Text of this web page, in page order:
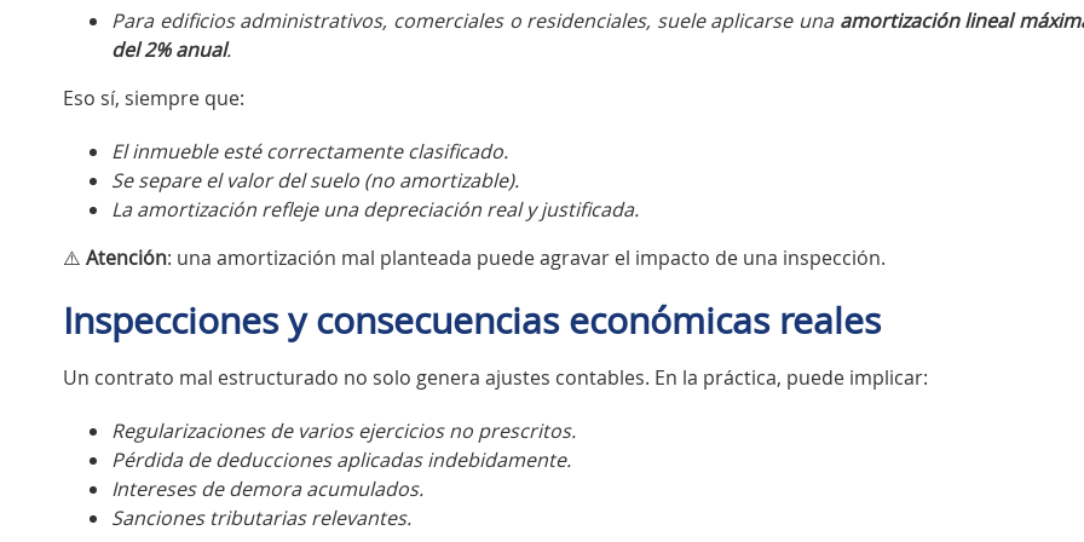
Para edificios administrativos, comerciales o residenciales, suele aplicarse una amortización lineal
del 2% anual.
Eso sí, siempre que:
El inmueble esté correctamente clasificado.
Se separe el valor del suelo (no amortizable).
La amortización refleje una depreciación real y justificada.
⚠️ Atención: una amortización mal planteada puede agravar el impacto de una inspección.
Inspecciones y consecuencias económicas reales
Un contrato mal estructurado no solo genera ajustes contables. En la práctica, puede implicar:
Regularizaciones de varios ejercicios no prescritos.
Pérdida de deducciones aplicadas indebidamente.
Intereses de demora acumulados.
Sanciones tributarias relevantes.